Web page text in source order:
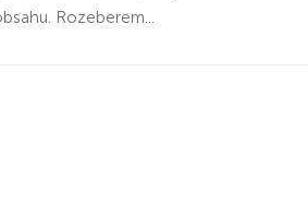
Rozeberem...